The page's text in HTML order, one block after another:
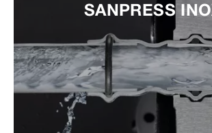
SANPRESS